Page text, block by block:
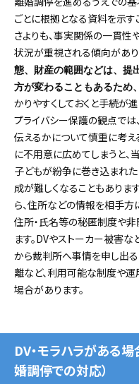
ごとに根拠となる資料を示す
さよりも、事実関係の一貫
状況が重視される傾向があり
態、財産の範囲などは、提
方が変わることもあるため
かりやすくしておくと手続が進
プライバシー保護の観点では
伝えるかについて慎重に考
に不用意に広めてしまうと、
子どもが紛争に巻き込まれ
成が難しくなることもありま
ら、住所などの情報を相手方
住所・氏名等の秘匿制度や
ます。DVやストーカー被害
から裁判所へ事情を申し出
離など、利用可能な制度や
場合があります。
DV・モラハラがある
婚調停での対応）